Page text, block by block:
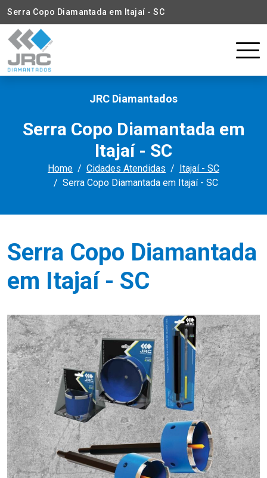
Serra Copo Diamantada em Itajaí - SC
JRC Diamantados
Serra Copo Diamantada em
Itajaí - SC
Home Cidades Atendidas
Itajaí - SC
Serra Copo Diamantada em Itajaí - SC
Serra Copo Diamantada
em Itajaí - SC